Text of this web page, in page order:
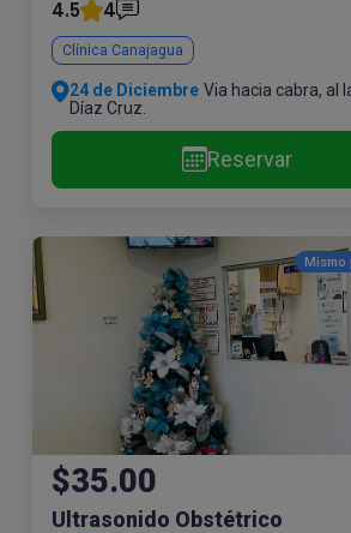
4.5
4
Clínica Canajagua
24 de Diciembre Via hacia cabra, al
Díaz Cruz.
Reservar
Mismo
$35.00
Ultrasonido Obstétrico